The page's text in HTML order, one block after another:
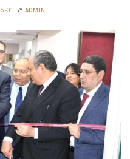
01 BY ADMIN